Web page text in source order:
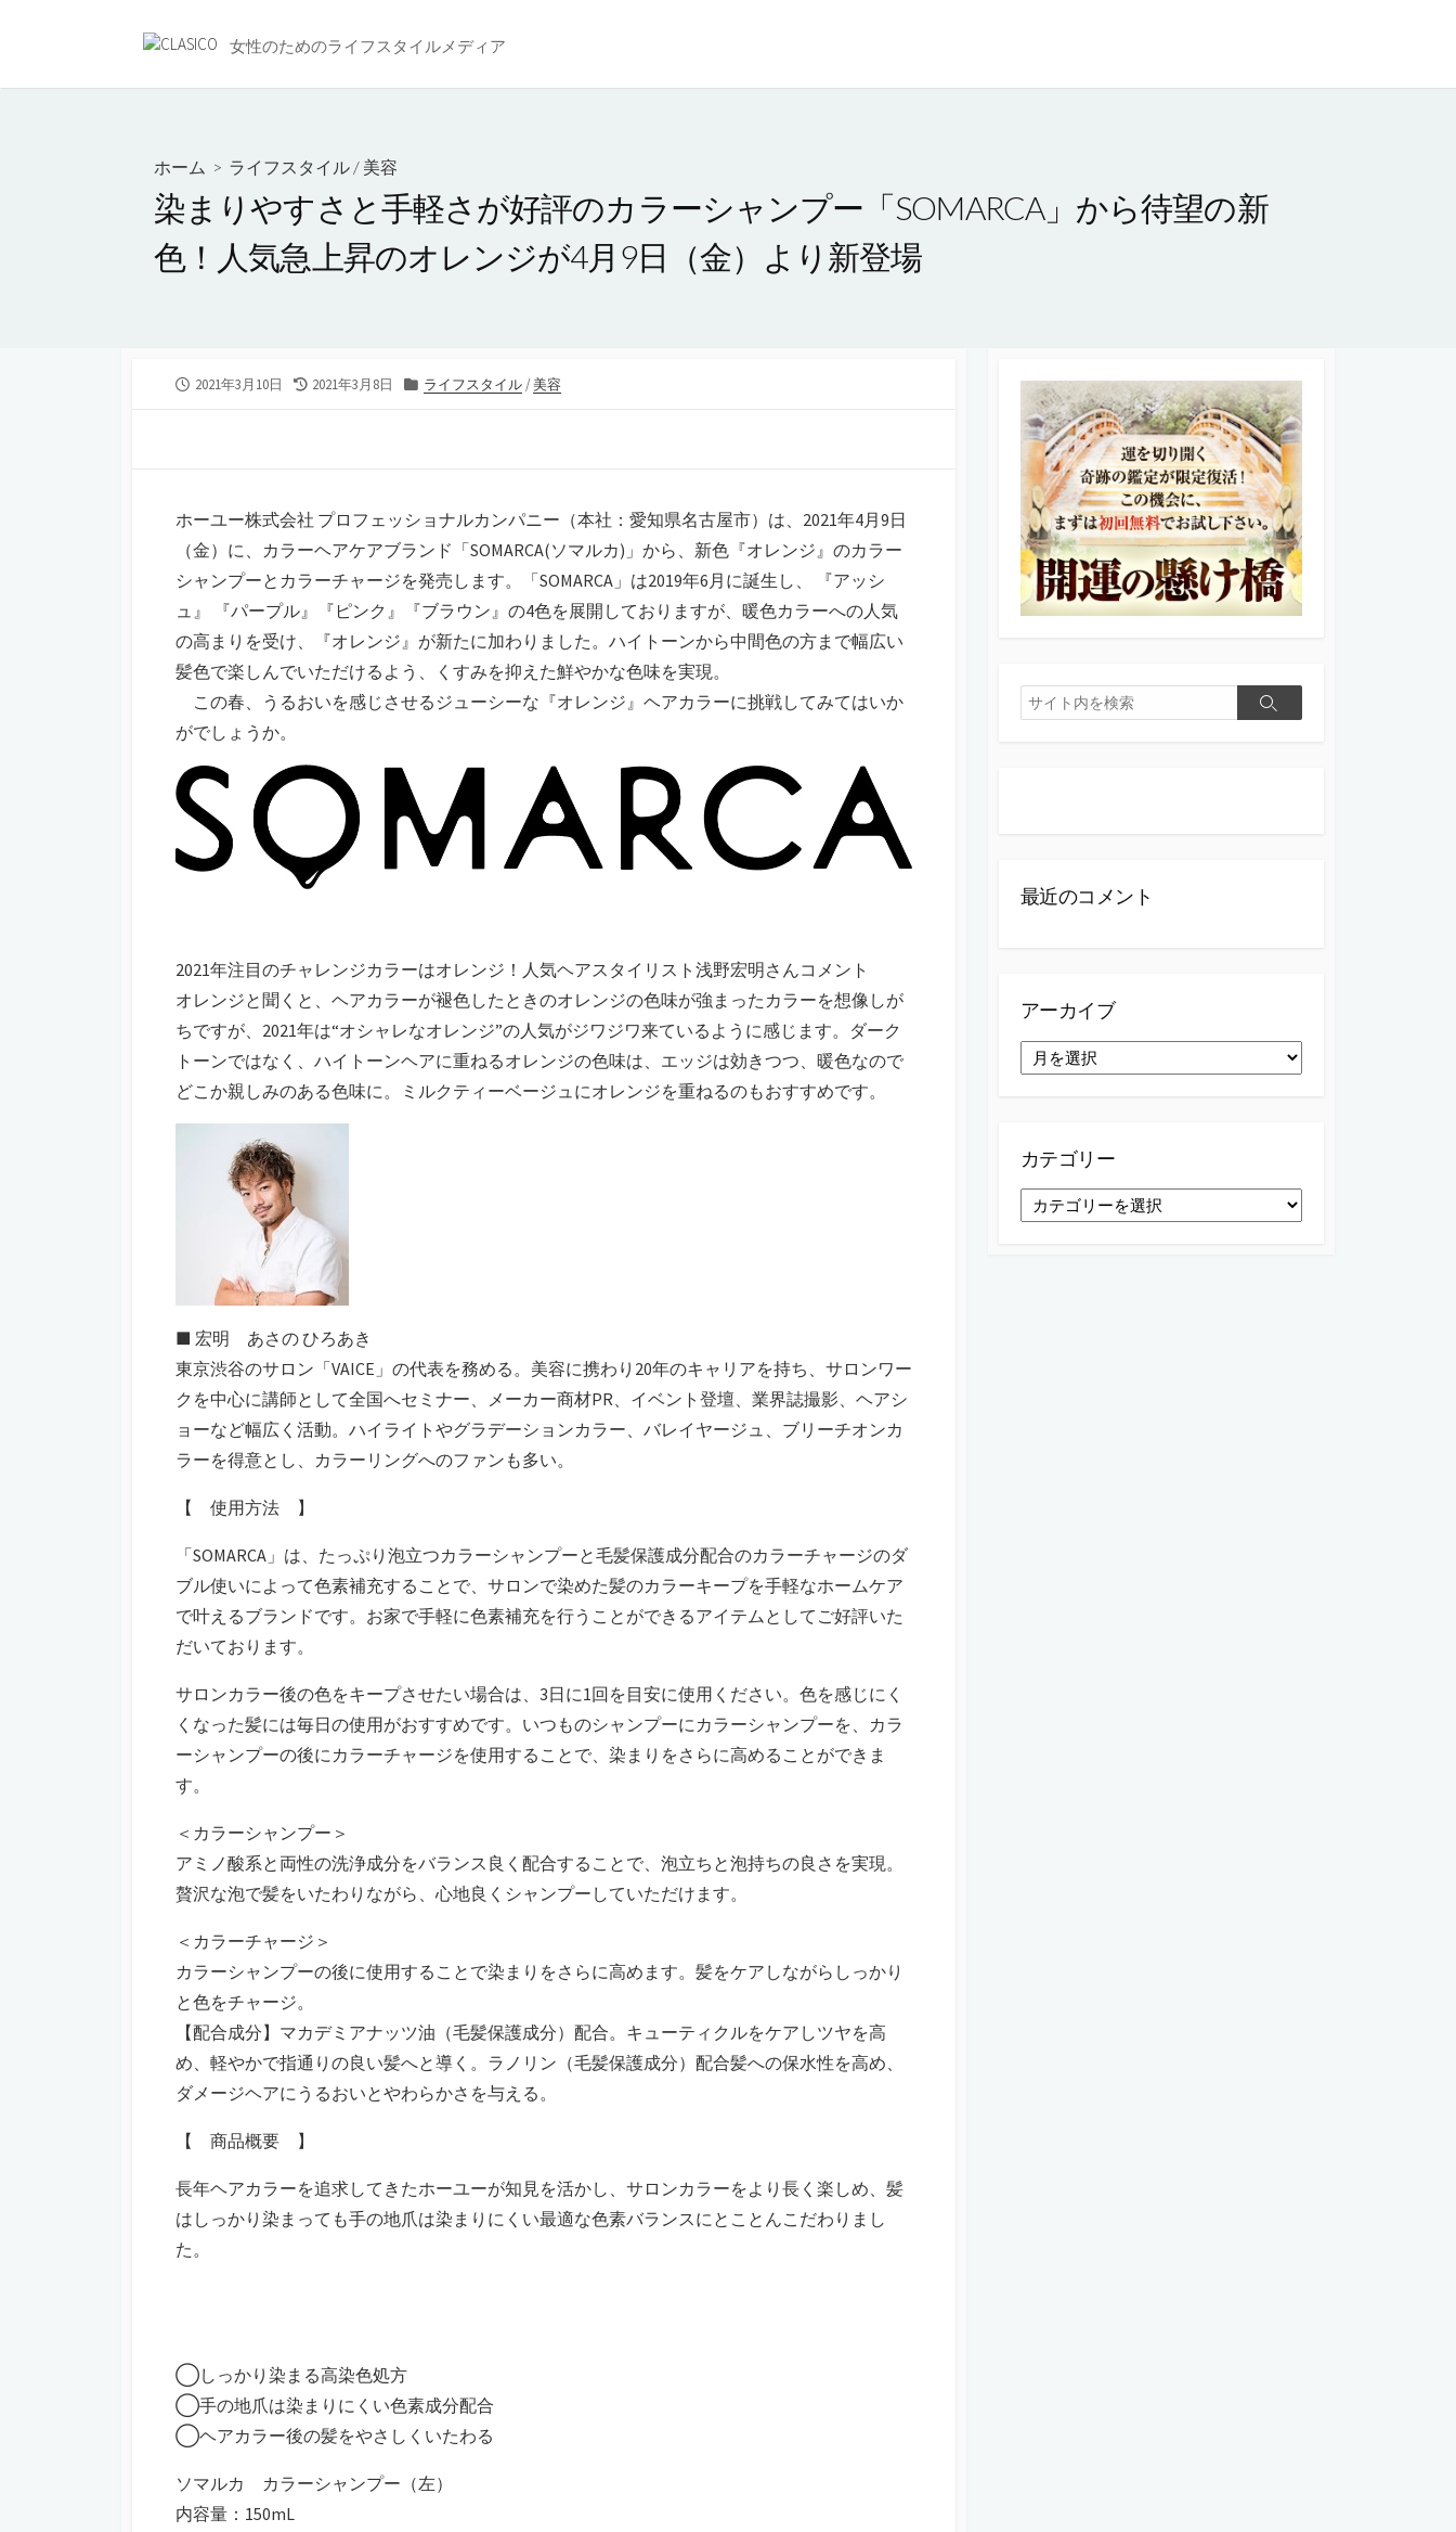
女性のためのライフスタイルメディア
ホーム > ライフスタイル / 美容
染まりやすさと手軽さが好評のカラーシャンプー「SOMARCA」から待望の新
色！人気急上昇のオレンジが4月9日（金）より新登場
公
2021年3月10日
最
2021年3月8日
カ
ライフスタイル/美容
ホーユー株式会社 プロフェッショナルカンパニー（本社：愛知県名古屋市）は、2021年4月9日
（金）に、カラーヘアケアブランド「SOMARCA(ソマルカ)」から、新色『オレンジ』のカラー
シャンプーとカラーチャージを発売します。「SOMARCA」は2019年6月に誕生し、 『アッシ
ュ』 『パープル』『ピンク』『ブラウン』の4色を展開しておりますが、暖色カラーへの人気
の高まりを受け、『オレンジ』が新たに加わりました。ハイトーンから中間色の方まで幅広い
髪色で楽しんでいただけるよう、くすみを抑えた鮮やかな色味を実現。
この春、うるおいを感じさせるジューシーな『オレンジ』ヘアカラーに挑戦してみてはいか
がでしょうか。
2021年注目のチャレンジカラーはオレンジ！人気ヘアスタイリスト浅野宏明さんコメント
オレンジと聞くと、ヘアカラーが褪色したときのオレンジの色味が強まったカラーを想像しが
ちですが、2021年は“オシャレなオレンジ”の人気がジワジワ来ているように感じます。ダーク
トーンではなく、ハイトーンヘアに重ねるオレンジの色味は、エッジは効きつつ、暖色なので
どこか親しみのある色味に。ミルクティーベージュにオレンジを重ねるのもおすすめです。
■ 宏明 あさの ひろあき
東京渋谷のサロン「VAICE」の代表を務める。美容に携わり20年のキャリアを持ち、サロンワー
クを中心に講師として全国へセミナー、メーカー商材PR、イベント登壇、業界誌撮影、ヘアシ
ョーなど幅広く活動。ハイライトやグラデーションカラー、バレイヤージュ、ブリーチオンカ
ラーを得意とし、カラーリングへのファンも多い。
【 使用方法 】
「SOMARCA」は、たっぷり泡立つカラーシャンプーと毛髪保護成分配合のカラーチャージのダ
ブル使いによって色素補充することで、サロンで染めた髪のカラーキープを手軽なホームケア
で叶えるブランドです。お家で手軽に色素補充を行うことができるアイテムとしてご好評いた
だいております。
サロンカラー後の色をキープさせたい場合は、3日に1回を目安に使用ください。色を感じにく
くなった髪には毎日の使用がおすすめです。いつものシャンプーにカラーシャンプーを、カラ
ーシャンプーの後にカラーチャージを使用することで、染まりをさらに高めることができま
す。
＜カラーシャンプー＞
アミノ酸系と両性の洗浄成分をバランス良く配合することで、泡立ちと泡持ちの良さを実現。
贅沢な泡で髪をいたわりながら、心地良くシャンプーしていただけます。
＜カラーチャージ＞
カラーシャンプーの後に使用することで染まりをさらに高めます。髪をケアしながらしっかり
と色をチャージ。
【配合成分】マカデミアナッツ油（毛髪保護成分）配合。キューティクルをケアしツヤを高
め、軽やかで指通りの良い髪へと導く。ラノリン（毛髪保護成分）配合髪への保水性を高め、
ダメージヘアにうるおいとやわらかさを与える。
【 商品概要 】
長年ヘアカラーを追求してきたホーユーが知見を活かし、サロンカラーをより長く楽しめ、髪
はしっかり染まっても手の地爪は染まりにくい最適な色素バランスにとことんこだわりまし
た。
◯しっかり染まる高染色処方
◯手の地爪は染まりにくい色素成分配合
◯ヘアカラー後の髪をやさしくいたわる
ソマルカ カラーシャンプー（左）
内容量：150mL
検
索
検
最近のコメント
アーカイブ
ー
カテゴリー
カ
テ